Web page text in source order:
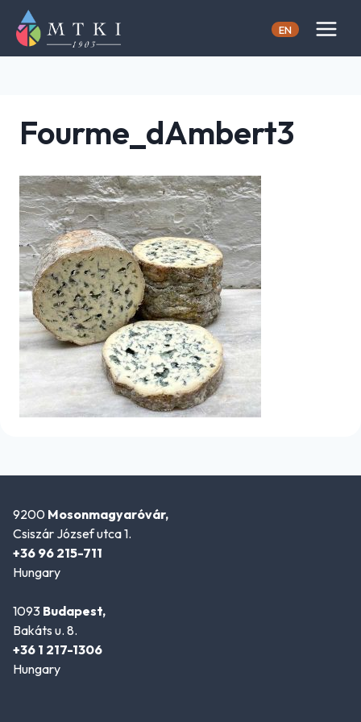
content
EN
Fourme_dAmbert3
9200 Mosonmagyaróvár,
Csiszár József utca 1.
+36 96 215-711
Hungary
1093 Budapest,
Bakáts u. 8.
+36 1 217-1306
Hungary